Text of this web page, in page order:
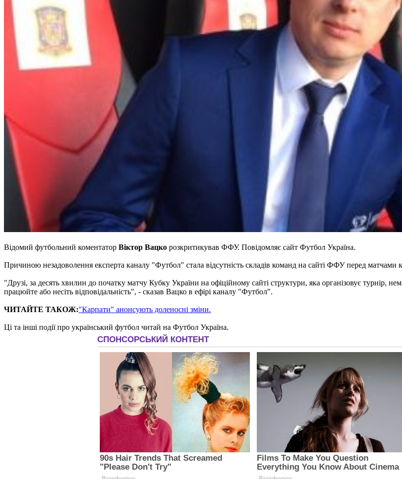
Відомий футбольний коментатор Віктор Вацко розкритикував ФФУ. Повідомляє сайт Футбол Україна.
Причиною незадоволення експерта каналу "Футбол" стала відсутність складів команд на сайті ФФУ перед матчами
"Друзі, за десять хвилин до початку матчу Кубку України на офіційному сайті структури, яка організовує турнір,
працюйте або несіть відповідальність", - сказав Вацко в ефірі каналу "Футбол".
ЧИТАЙТЕ ТАКОЖ:"Карпати" анонсують доленосні зміни.
Ці та інші події про український футбол читай на Футбол Україна.